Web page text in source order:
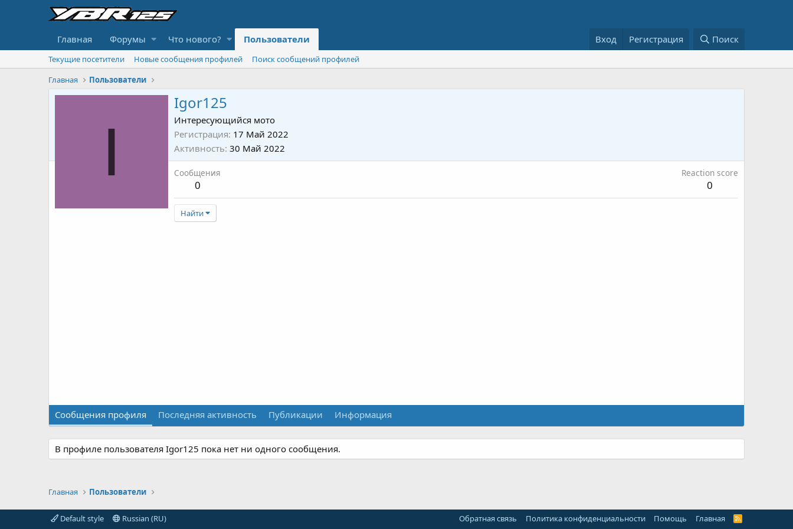
Главная Форумы Что нового? Пользователи Вход Регистрация Поиск
Текущие посетители Новые сообщения профилей
Поиск сообщений профилей
Главная
Пользователи
I
Igor125
Интересующийся мото
Регистрация 17 Май 2022
Активность 30 Май 2022
Сообщения
0
Reaction score
0
Найти
Сообщения профиля Последняя активность Публикации Информация
В профиле пользователя Igor125 пока нет ни одного сообщения.
Главная Пользователи
Default style Russian (RU) Обратная связь Политика конфиденциальности Помощь Главная
R